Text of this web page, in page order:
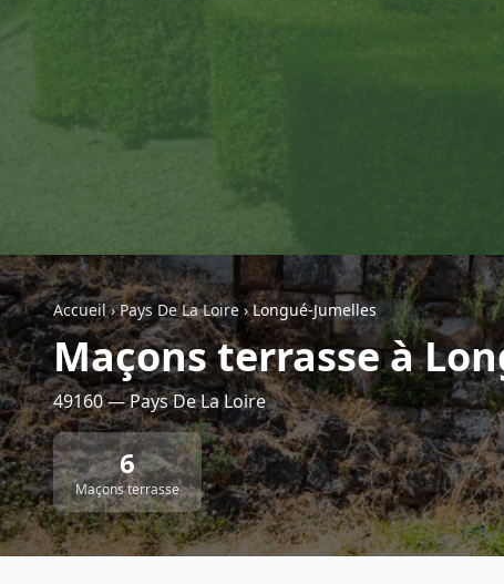
Accueil›Pays De La Loire ›Longué-Jumelles
Maçons terrasse à
49160 — Pays De La Loire
6
Maçons terrasse